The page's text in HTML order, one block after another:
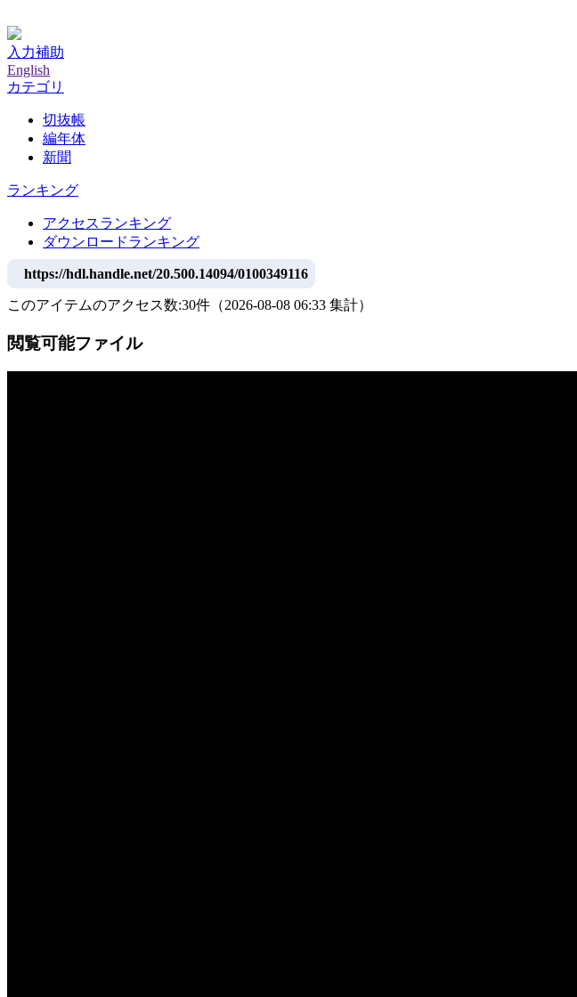
入力補助
English
カテゴリ
切抜帳
編年体
新聞
ランキング
アクセスランキング
ダウンロードランキング
https://hdl.handle.net/20.500.14094/0100349116
このアイテムのアクセス数:30件 （2026-08-08 06:33 集計）
閲覧可能ファイル